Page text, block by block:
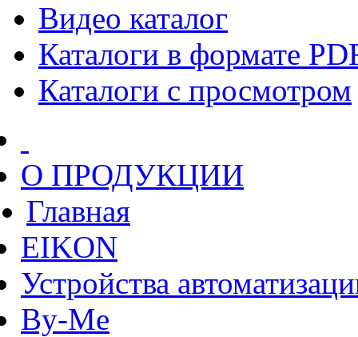
Видео каталог
Каталоги в формате
Каталоги с просмотром
О ПРОДУКЦИИ
Главная
EIKON
Устройства
By-Me